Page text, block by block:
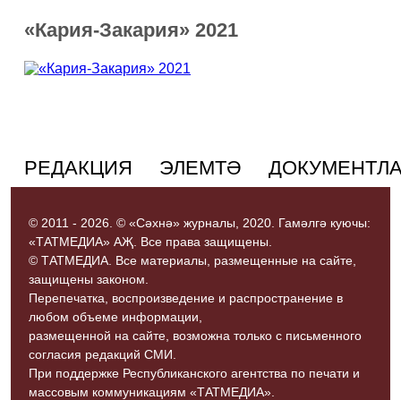
«Кария-Закария» 2021
РЕДАКЦИЯ ЭЛЕМТӘ
© 2011 - 2026. © «Сәхнә» журналы, 2020. Гамәлгә куючы:
«ТАТМЕДИА» АҖ. Все права защищены.
© ТАТМЕДИА. Все материалы, размещенные на сайте,
защищены законом.
Перепечатка, воспроизведение и распространение в
любом объеме информации,
размещенной на сайте, возможна только с письменного
согласия редакций СМИ.
При поддержке Республиканского агентства по печати и
массовым коммуникациям «ТАТМЕДИА».